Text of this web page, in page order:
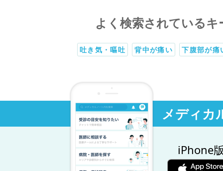
よく検索されているキ
吐き気・嘔吐 背中が痛い 下腹部が痛
メディカ
iPhone